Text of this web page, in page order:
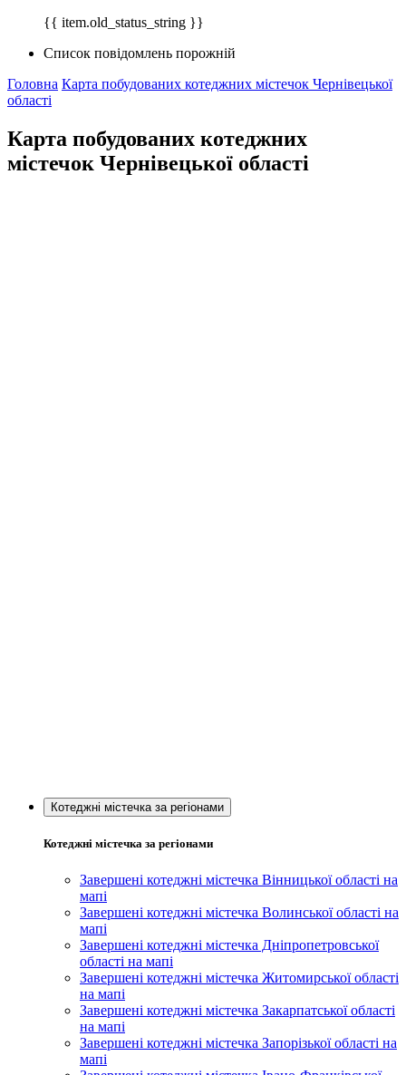
{{ item.old_status_string }}
Список повідомлень порожній
Головна Карта побудованих котеджних містечок Чернівецької
області
Карта побудованих котеджних
містечок Чернівецької області
Котеджні містечка за регіонами
Котеджні містечка за регіонами
Завершені котеджні містечка Вінницької області на
мапі
Завершені котеджні містечка Волинської області на
мапі
Завершені котеджні містечка Дніпропетровської
області на мапі
Завершені котеджні містечка Житомирської області
на мапі
Завершені котеджні містечка Закарпатської області
на мапі
Завершені котеджні містечка Запорізької області на
мапі